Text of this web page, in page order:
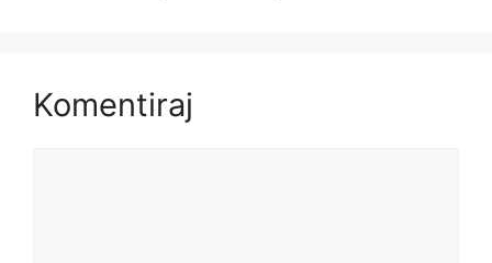
Komentiraj